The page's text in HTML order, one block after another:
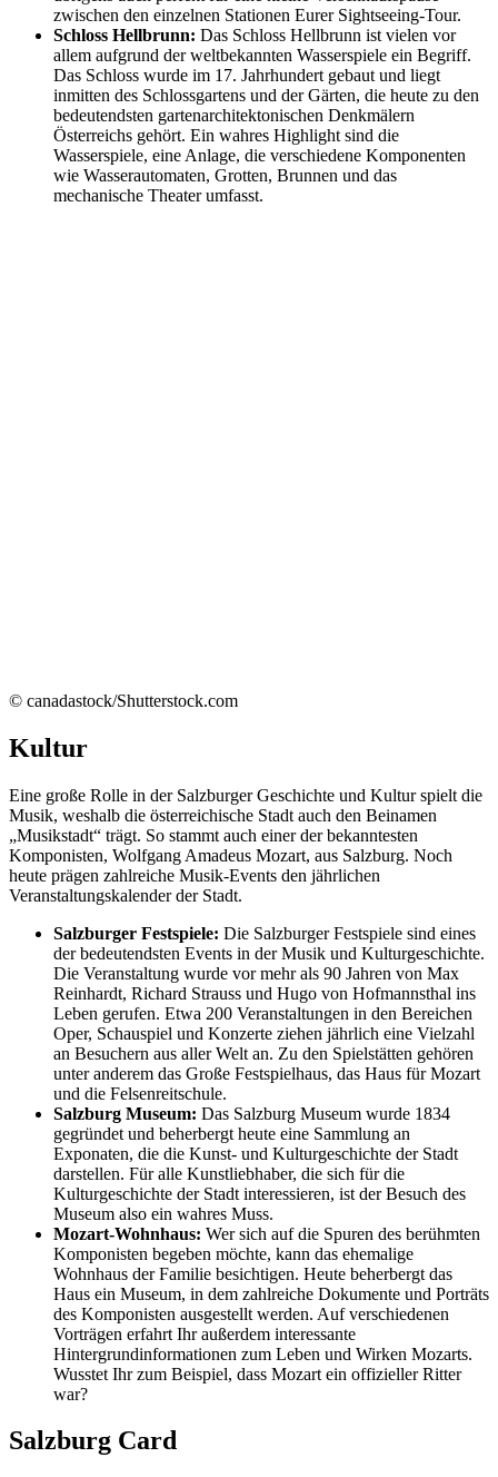
zwischen den einzelnen Stationen Eurer Sightseeing-Tour.
Schloss Hellbrunn: Das Schloss Hellbrunn ist vielen vor
allem aufgrund der weltbekannten Wasserspiele ein Begriff.
Das Schloss wurde im 17. Jahrhundert gebaut und liegt
inmitten des Schlossgartens und der Gärten, die heute zu den
bedeutendsten gartenarchitektonischen Denkmälern
Österreichs gehört. Ein wahres Highlight sind die
Wasserspiele, eine Anlage, die verschiedene Komponenten
wie Wasserautomaten, Grotten, Brunnen und das
mechanische Theater umfasst.
© canadastock/Shutterstock.com
Kultur
Eine große Rolle in der Salzburger Geschichte und Kultur spielt die
Musik, weshalb die österreichische Stadt auch den Beinamen
„Musikstadt“ trägt. So stammt auch einer der bekanntesten
Komponisten, Wolfgang Amadeus Mozart, aus Salzburg. Noch
heute prägen zahlreiche Musik-Events den jährlichen
Veranstaltungskalender der Stadt.
Salzburger Festspiele: Die Salzburger Festspiele sind eines
der bedeutendsten Events in der Musik und Kulturgeschichte.
Die Veranstaltung wurde vor mehr als 90 Jahren von Max
Reinhardt, Richard Strauss und Hugo von Hofmannsthal ins
Leben gerufen. Etwa 200 Veranstaltungen in den Bereichen
Oper, Schauspiel und Konzerte ziehen jährlich eine Vielzahl
an Besuchern aus aller Welt an. Zu den Spielstätten gehören
unter anderem das Große Festspielhaus, das Haus für Mozart
und die Felsenreitschule.
Salzburg Museum: Das Salzburg Museum wurde 1834
gegründet und beherbergt heute eine Sammlung an
Exponaten, die die Kunst- und Kulturgeschichte der Stadt
darstellen. Für alle Kunstliebhaber, die sich für die
Kulturgeschichte der Stadt interessieren, ist der Besuch des
Museum also ein wahres Muss.
Mozart-Wohnhaus: Wer sich auf die Spuren des berühmten
Komponisten begeben möchte, kann das ehemalige
Wohnhaus der Familie besichtigen. Heute beherbergt das
Haus ein Museum, in dem zahlreiche Dokumente und Porträts
des Komponisten ausgestellt werden. Auf verschiedenen
Vorträgen erfahrt Ihr außerdem interessante
Hintergrundinformationen zum Leben und Wirken Mozarts.
Wusstet Ihr zum Beispiel, dass Mozart ein offizieller Ritter
war?
Salzburg Card